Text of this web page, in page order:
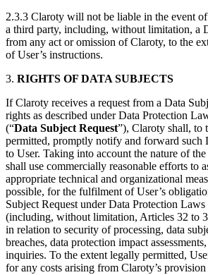
2.3.3 Claroty will not be liable in the event
a third party, including, without limitation, a
from any act or omission of Claroty, to the
of User’s instructions.
3. RIGHTS OF DATA SUBJECTS
If Claroty receives a request from a Data
rights as described under Data Protection
(“Data Subject Request”), Claroty shall, to
permitted, promptly notify and forward such
to User. Taking into account the nature of
shall use commercially reasonable efforts to
appropriate technical and organizational
possible, for the fulfilment of User’s
Subject Request under Data Protection
(including, without limitation, Articles 32 to
in relation to security of processing, data
breaches, data protection impact
inquiries. To the extent legally permitted,
for any costs arising from Claroty’s provision